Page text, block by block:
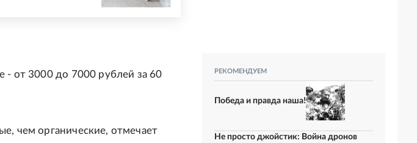
- от 3000 до 7000 рублей за 60
чем органические, отмечает
РЕКОМЕНДУЕМ
Победа и правда наша!
Не просто джойстик: Война дронов